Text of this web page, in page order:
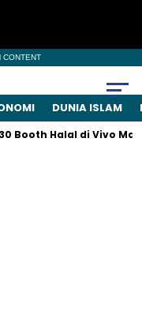
CONTENT
DUNIA ISLAM
Booth Halal di Vivo Mall